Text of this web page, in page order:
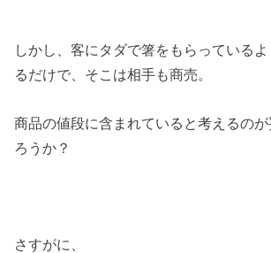
しかし、客にタダで箸をもらっている
るだけで、そこは相手も商売。
商品の値段に含まれていると考えるの
ろうか？
さすがに、